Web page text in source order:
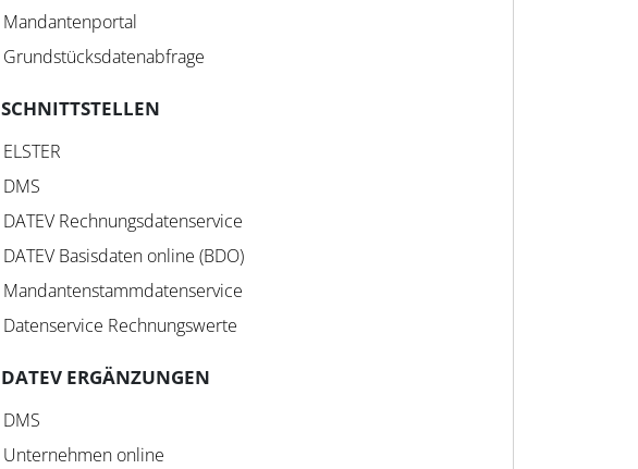
Mandantenportal
Grundstücksdatenabfrage
SCHNITTSTELLEN
ELSTER
DMS
DATEV Rechnungsdatenservice
DATEV Basisdaten online (BDO)
Mandantenstammdatenservice
Datenservice Rechnungswerte
DATEV ERGÄNZUNGEN
DMS
Unternehmen online